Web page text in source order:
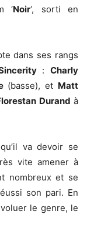
‘Noir‘, sorti en
dans ses rangs
: Charly
(basse), et Matt
Durand à
va devoir se
vite amener à
nombreux et se
son pari. En
le genre, le